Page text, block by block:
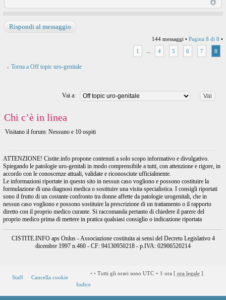
Rispondi al messaggio
144 messaggi • Pagina 8 di 8 •
1
4 5 6 7 8
Torna a Off topic uro-genitale
Vai a:
Chi c’è in linea
Visitano il forum: Nessuno e 10 ospiti
ATTENZIONE! Cistite.info propone contenuti a solo scopo informativo e divulgativo.
Spiegando le patologie uro-genitali in modo comprensibile a tutti, con attenzione e rigore, in
accordo con le conoscenze attuali, validate e riconosciute ufficialmente.
Le informazioni riportate in questo sito in nessun caso vogliono e possono costituire la
formulazione di una diagnosi medica o sostituire una visita specialistica. I consigli riportati
sono il frutto di un costante confronto tra donne affette da patologie urogenitali, che in
nessun caso vogliono e possono sostituire la prescrizione di un trattamento o il rapporto
diretto con il proprio medico curante. Si raccomanda pertanto di chiedere il parere del
proprio medico prima di mettere in pratica qualsiasi consiglio o indicazione riportata
CISTITE.INFO aps Onlus - Associazione costituita ai sensi del Decreto Legislativo 4
dicembre 1997 n.460 - CF: 94130950218 - p.IVA: 02906520214
Staff
•
Cancella cookie
• Tutti gli orari sono UTC + 1 ora [ ora legale]
Indice